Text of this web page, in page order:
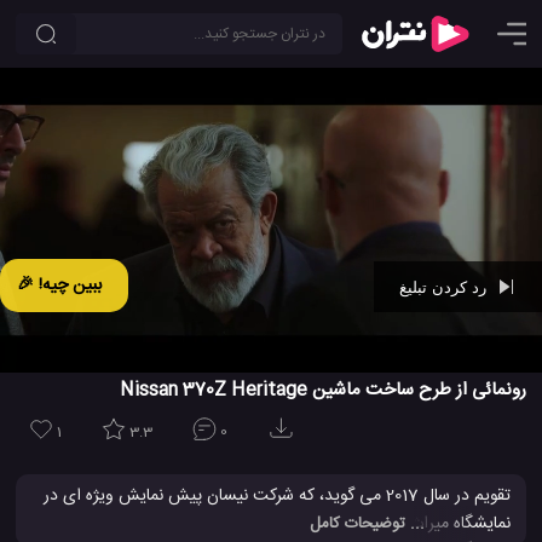
ببین چیه! 🎉
رونمائی از طرح ساخت ماشین Nissan 370Z Heritage
1 3.3 0
تقویم در سال 2017 می گوید، که شرکت نیسان پیش نمایش ویژه ای در
... توضیحات کامل